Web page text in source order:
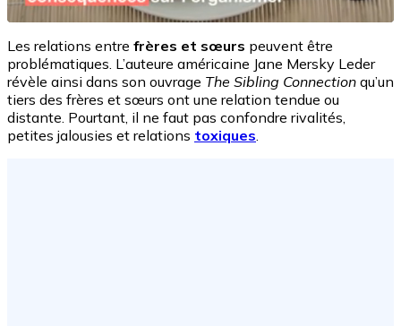
Les relations entre frères et sœurs peuvent être
problématiques. L’auteure américaine Jane Mersky Leder
révèle ainsi dans son ouvrage The Sibling Connection qu’un
tiers des frères et sœurs ont une relation tendue ou
distante. Pourtant, il ne faut pas confondre rivalités,
petites jalousies et relations toxiques.